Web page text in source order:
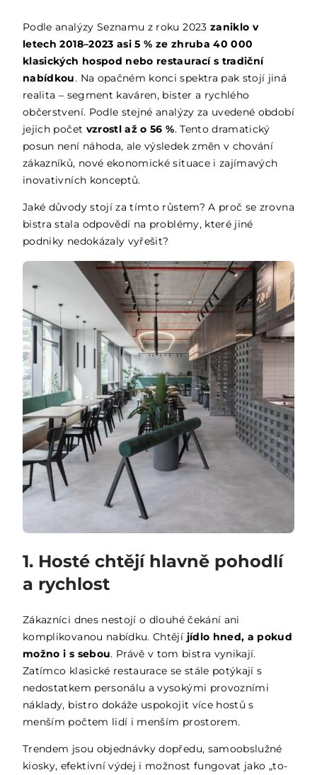
Podle analýzy Seznamu z roku 2023 zaniklo v
letech 2018–2023 asi 5 % ze zhruba 40 000
klasických hospod nebo restaurací s tradiční
nabídkou. Na opačném konci spektra pak stojí jiná
realita – segment kaváren, bister a rychlého
občerstvení. Podle stejné analýzy za uvedené období
jejich počet vzrostl až o 56 %. Tento dramatický
posun není náhoda, ale výsledek změn v chování
zákazníků, nové ekonomické situace i zajímavých
inovativních konceptů.
Jaké důvody stojí za tímto růstem? A proč se zrovna
bistra stala odpovědí na problémy, které jiné
podniky nedokázaly vyřešit?
1. Hosté chtějí hlavně pohodlí
a rychlost
Zákazníci dnes nestojí o dlouhé čekání ani
komplikovanou nabídku. Chtějí jídlo hned, a pokud
možno i s sebou. Právě v tom bistra vynikají.
Zatímco klasické restaurace se stále potýkají s
nedostatkem personálu a vysokými provozními
náklady, bistro dokáže uspokojit více hostů s
menším počtem lidí i menším prostorem.
Trendem jsou objednávky dopředu, samoobslužné
kiosky, efektivní výdej i možnost fungovat jako „to-